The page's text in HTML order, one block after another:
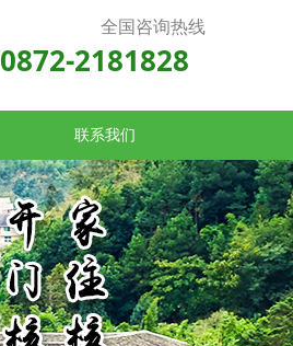
0872-2181828
全国咨询热线
联系我们